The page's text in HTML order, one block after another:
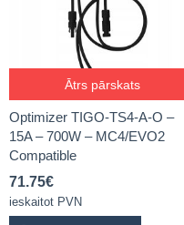
Ātrs pārskats
Optimizer TIGO-TS4-A-O –
15A – 700W – MC4/EVO2
Compatible
71.75€
ieskaitot PVN